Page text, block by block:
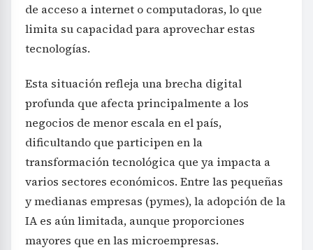
de acceso a internet o computadoras, lo que
limita su capacidad para aprovechar estas
tecnologías.
Esta situación refleja una brecha digital
profunda que afecta principalmente a los
negocios de menor escala en el país,
dificultando que participen en la
transformación tecnológica que ya impacta a
varios sectores económicos. Entre las pequeñas
y medianas empresas (pymes), la adopción de la
IA es aún limitada, aunque proporciones
mayores que en las microempresas.